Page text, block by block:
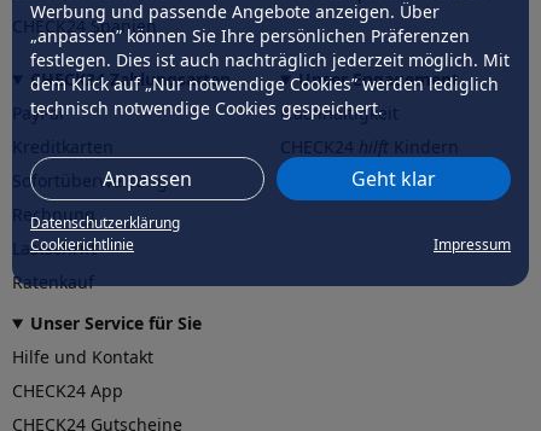
Werbung und passende Angebote anzeigen. Über
„anpassen” können Sie Ihre persönlichen Präferenzen
festlegen. Dies ist auch nachträglich jederzeit möglich. Mit
dem Klick auf „Nur notwendige Cookies” werden lediglich
technisch notwendige Cookies gespeichert.
Anpassen Geht klar
Datenschutzerklärung
Cookierichtlinie
Impressum
CHECK24 Spanien
CHECK24 Zahlungsarten
PayPal
Sofortüberweisung
Rechnung
Lastschrift
Ratenkauf
Unser Engagement
Nachhaltigkeit
CHECK24hilftder Natur
Unser Service für Sie
Hilfe und Kontakt
CHECK24 App
CHECK24 Gutscheine